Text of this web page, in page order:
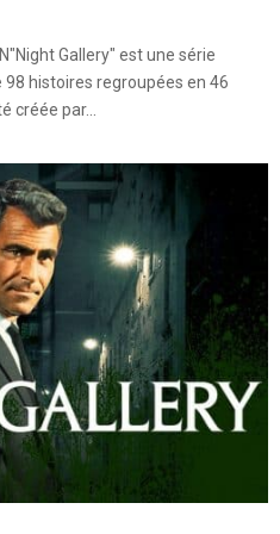
Gallery" est une série
histoires regroupées en 46
créée par...